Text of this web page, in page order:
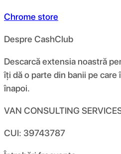
Chrome store
Despre CashClub
Descarcă extensia noastră
îți dă o parte din banii pe
înapoi.
VAN CONSULTING
CUI: 39743787